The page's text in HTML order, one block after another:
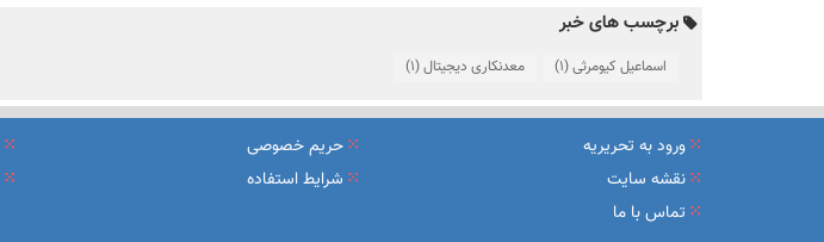
برچسب های خبر
اسماعیل کیومرثی(1) معدنکاری دیجیتال(1)
ورود به تحریریه
نقشه سایت
تماس با ما
حریم خصوصی
شرایط استفاده